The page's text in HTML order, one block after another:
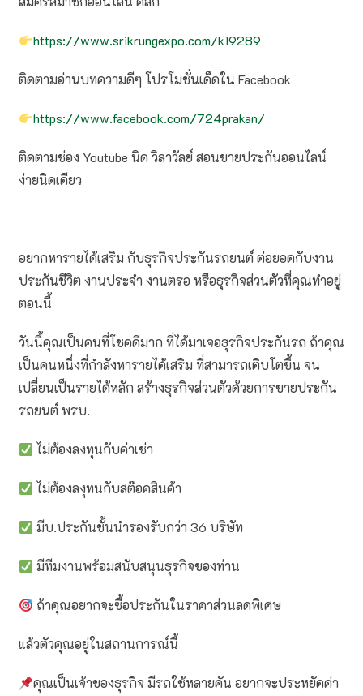
https://www.srikrungexpo.com/k19289
ติดตามอ่านบทความดีๆ โปรโมชั่นเด็ดใน Facebook
https://www.facebook.com/724prakan/
ติดตามช่อง Youtube นิด วิลาวัลย์ สอนขายประกันออนไลน์
ง่ายนิดเดียว
อยากหารายได้เสริม กับธุรกิจประกันรถยนต์ ต่อยอดกับงาน
ประกันชีวิต งานประจำ งานตรอ หรือธุรกิจส่วนตัวที่คุณทำอยู่
ตอนนี้
วันนี้คุณเป็นคนที่โชคดีมาก ที่ได้มาเจอธุรกิจประกันรถ ถ้าคุณ
เป็นคนหนึ่งที่กำลังหารายได้เสริม ที่สามารถเติบโตขึ้น จน
เปลี่ยนเป็นรายได้หลัก สร้างธุรกิจส่วนตัวด้วยการขายประกัน
รถยนต์ พรบ.
ไม่ต้องลงทุนกับค่าเช่า
ไม่ต้องลงุทนกับสต๊อคสินค้า
มีบ.ประกันชั้นนำรองรับกว่า 36 บริษัท
มีทีมงานพร้อมสนับสนุนธุรกิจของท่าน
ถ้าคุณอยากจะซื้อประกันในราคาส่วนลดพิเศษ
แล้วตัวคุณอยู่ในสถานการณ์นี้
คุณเป็นเจ้าของธุรกิจ มีรถใช้หลายคัน อยากจะประหยัดค่า